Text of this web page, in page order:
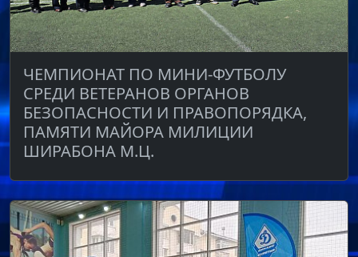
ЧЕМПИОНАТ ПО МИНИ-ФУТБОЛУ
СРЕДИ ВЕТЕРАНОВ ОРГАНОВ
БЕЗОПАСНОСТИ И ПРАВОПОРЯДКА,
ПАМЯТИ МАЙОРА МИЛИЦИИ
ШИРАБОНА М.Ц.